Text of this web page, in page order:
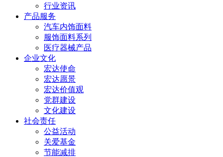
行业资讯
产品服务
汽车内饰面料
服饰面料系列
医疗器械产品
企业文化
宏达使命
宏达愿景
宏达价值观
党群建设
文化建设
社会责任
公益活动
关爱基金
节能减排